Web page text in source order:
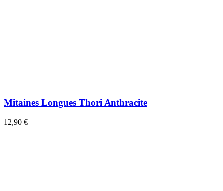
Mitaines Longues Thori Anthracite
12,90 €